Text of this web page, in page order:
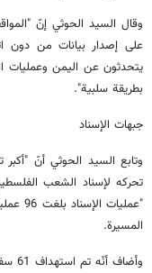
وقال السيد الحوثي إنّ
على إصدار بيانات من دون
يتحدثون عن اليمن وعمليات
بطريقة سلبية".
جبهات الإسناد
وتابع السيد الحوثي أنّ
تحركه لإسناد الشعب
المسيرة.